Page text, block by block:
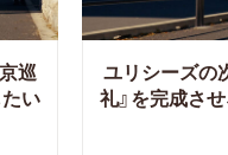
巡
い
ユリシーズの
礼』を完成さ